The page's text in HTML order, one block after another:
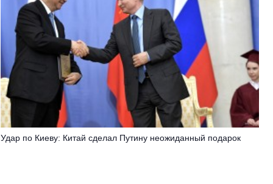
Удар по Киеву: Китай сделал Путину неожиданный подарок